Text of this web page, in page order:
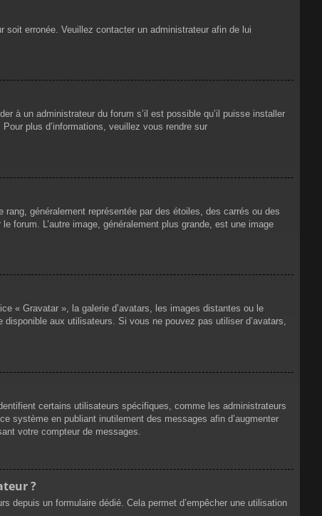
soit erronée. Veuillez contacter un administrateur afin de lui
à un administrateur du forum s’il est possible qu’il puisse installer
plus d’informations, veuillez vous rendre sur
généralement représentée par des étoiles, des carrés ou des
forum. L’autre image, généralement plus grande, est une image
« Gravatar », la galerie d’avatars, les images distantes ou le
aux utilisateurs. Si vous ne pouvez pas utiliser d’avatars,
certains utilisateurs spécifiques, comme les administrateurs
système en publiant inutilement des messages afin d’augmenter
votre compteur de messages.
?
un formulaire dédié. Cela permet d’empêcher une utilisation